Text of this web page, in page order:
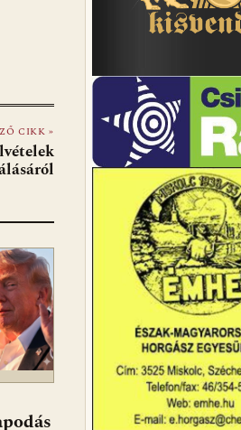
CIKK »